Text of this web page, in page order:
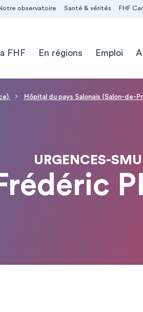
observatoire Santé & vérités FHF
FHF En régions Emploi
Hôpital du pays Salonais (Salon-de-
URGENCES-